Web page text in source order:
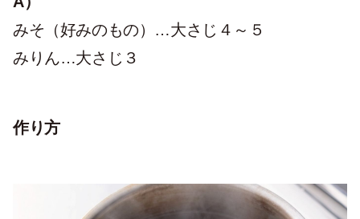
みそ（好みのもの）…大さじ４～５
みりん…大さじ３
作り方